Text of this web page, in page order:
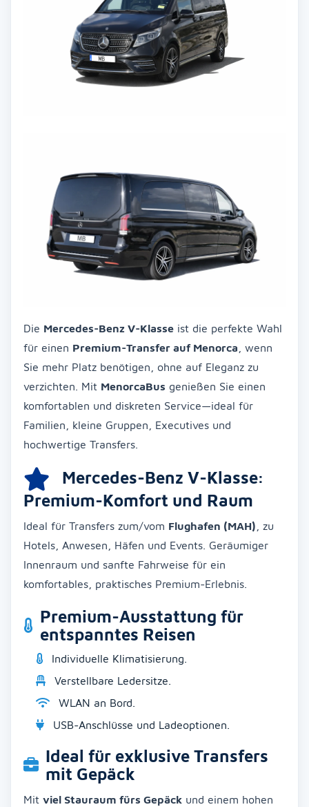
Die Mercedes-Benz V-Klasse ist die perfekte Wahl
für einen Premium-Transfer auf Menorca , wenn
Sie mehr Platz benötigen, ohne auf Eleganz zu
verzichten. Mit MenorcaBus genießen Sie einen
komfortablen und diskreten Service—ideal für
Familien, kleine Gruppen, Executives und
hochwertige Transfers.
Mercedes-Benz V-Klasse:
Premium-Komfort und Raum
Ideal für Transfers zum/vom Flughafen (MAH) , zu
Hotels, Anwesen, Häfen und Events. Geräumiger
Innenraum und sanfte Fahrweise für ein
komfortables, praktisches Premium-Erlebnis.
Premium-Ausstattung für
entspanntes Reisen
Individuelle Klimatisierung.
Verstellbare Ledersitze.
WLAN an Bord.
USB-Anschlüsse und Ladeoptionen.
Ideal für exklusive Transfers
mit Gepäck
Mit viel Stauraum fürs Gepäck und einem hohen